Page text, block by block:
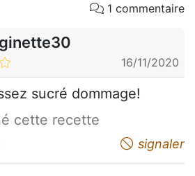
1 commentaire
16/11/2020
sucré dommage!
cette recette
not appreciate signaler